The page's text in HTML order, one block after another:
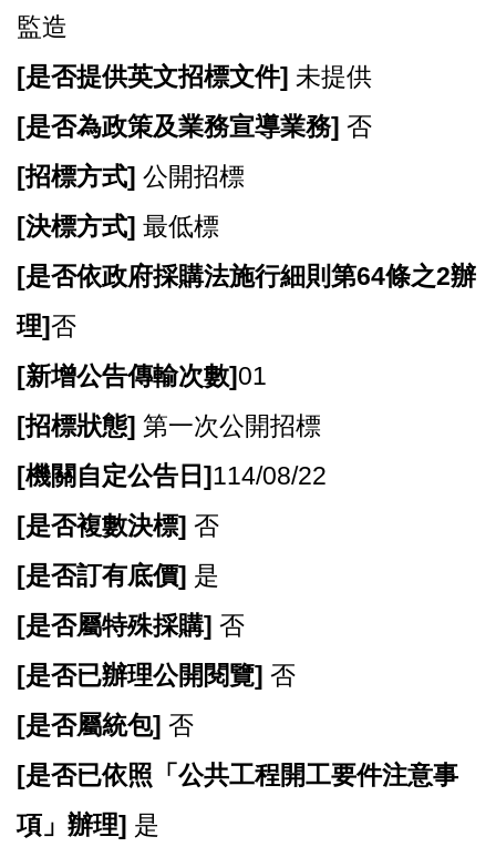
監造
[是否提供英文招標文件] 未提供
[是否為政策及業務宣導業務] 否
[招標方式] 公開招標
[決標方式] 最低標
[是否依政府採購法施行細則第64條之2辦
理]否
[新增公告傳輸次數]01
[招標狀態] 第一次公開招標
[機關自定公告日]114/08/22
[是否複數決標] 否
[是否訂有底價] 是
[是否屬特殊採購] 否
[是否已辦理公開閱覽] 否
[是否屬統包] 否
[是否已依照「公共工程開工要件注意事
項」辦理] 是